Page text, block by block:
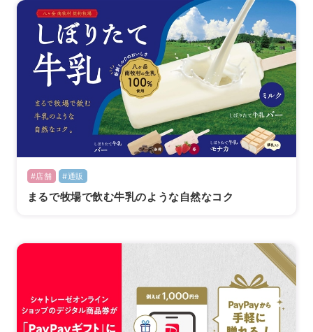
#店舗 #通販
まるで牧場で飲む牛乳のような自然なコク